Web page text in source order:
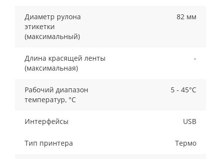
Диаметр рулона
этикетки
(максимальный)
82 мм
Длина красящей ленты
(максимальная)
-
Рабочий диапазон
температур, °C
5 - 45°C
Интерфейсы USB
Тип принтера Термо